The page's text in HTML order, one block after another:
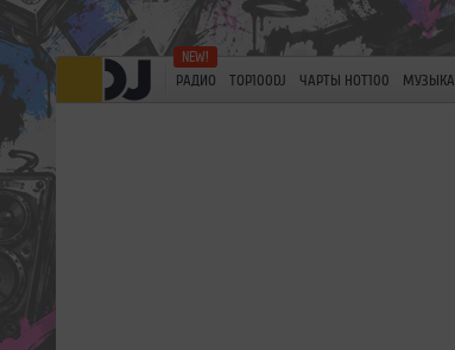
РАДИО TOP100DJ ЧАРТЫ HOT100 МУЗЫКА